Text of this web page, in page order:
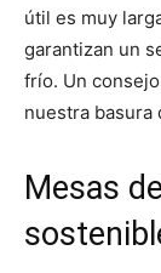
útil es muy
garantizan un
frío. Un
nuestra basura
Mesas